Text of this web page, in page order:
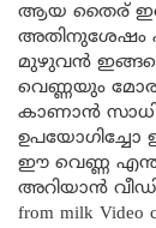
ആയ തൈര്
അതിനുശേഷം
മുഴുവൻ
വെണ്ണയും മോരു
കാണാൻ
ഉപയോഗിച്ചോ
ഈ വെണ്ണ
അറിയാൻ
from milk Video